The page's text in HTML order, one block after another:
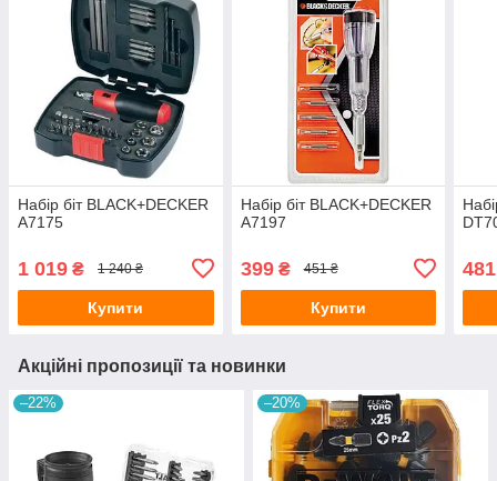
Набір біт BLACK+DECKER
A7175
1 019 ₴ 1 240 ₴
Купити
Набір біт BLACK+DECKER
A7197
399₴ 451 ₴
Купити
481
Акційні пропозиції та новинки
–22% –20%